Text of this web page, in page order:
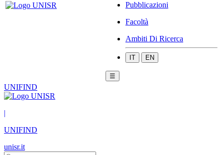
Pubblicazioni
Facoltà
Ambiti Di Ricerca
IT EN
☰
UNIFIND
|
UNIFIND
unisr.it